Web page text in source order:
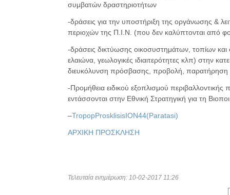
συμβατών δραστηριοτήτων
-δράσεις για την υποστήριξη της οργάνωσης &
περιοχών της Π.Ι.Ν. (που δεν καλύπτονται από
-δράσεις δικτύωσης οικοσυστημάτων, τοπίων και
ελαιώνα, γεωλογικές ιδιαιτερότητες κλπ) στην
διευκόλυνση πρόσβασης, προβολή, παρατήρηση
-Προμήθεια ειδικού εξοπλισμού
εντάσσονται στην Εθνική Στρατηγική για τη
–TropopProsklisisION44(Paratasi)
ΑΡΧΙΚΗ ΠΡΟΣΚΛΗΣΗ
Τελευταία ενημέρωση: 10-02-2017 11:26